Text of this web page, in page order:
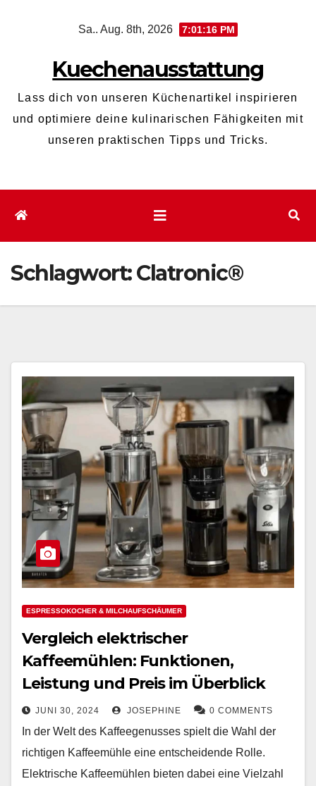
Sa.. Aug. 8th, 2026 7:01:16 PM
Kuechenausstattung
Lass dich von unseren Küchenartikel inspirieren
und optimiere deine kulinarischen Fähigkeiten mit
unseren praktischen Tipps und Tricks.
Schlagwort:Clatronic®
ESPRESSOKOCHER & MILCHAUFSCHÄUMER
Vergleich elektrischer
Kaffeemühlen: Funktionen,
Leistung und Preis im Überblick
JUNI 30, 2024 JOSEPHINE 0 COMMENTS
In der Welt des Kaffeegenusses spielt die Wahl der
richtigen Kaffeemühle eine entscheidende Rolle.
Elektrische Kaffeemühlen bieten dabei eine Vielzahl